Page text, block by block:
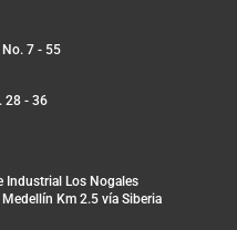
No. 7 - 55
28 - 36
Industrial Los Nogales
Km 2.5 vía Siberia